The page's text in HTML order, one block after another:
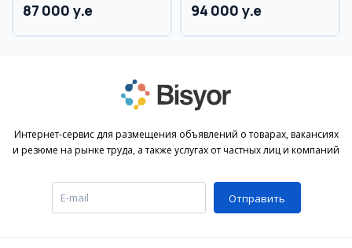
87 000 y.e 94 000 y.e
Интернет-сервис для размещения объявлений о товарах, вакансиях
и резюме на рынке труда, а также услугах от частных лиц и компаний
Отправить